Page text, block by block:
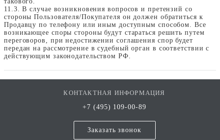
11.3. В случае возникновения вопросов и претензий со
стороны Пользователя/Покупателя он должен обратиться к
Продавцу по телефону или иным доступным способом. Все
возникающее споры стороны будут стараться решить путем
переговоров, при недостижении соглашения спор будет
передан на рассмотрение в судебный орган в соответствии с
действующим законодательством РФ.
КОНТАКТНАЯ ИНФОРМАЦИЯ
+7 (495) 109-00-89
Заказать звонок